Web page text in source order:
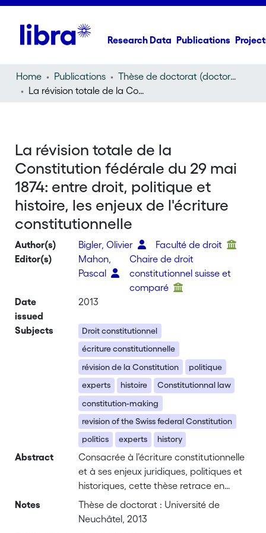
Research Data Publications
Home Publications
Thèse de doctorat (doctoral thesis)
La révision totale de la Constitution fédérale du 29 mai 1874: entre droit, politique et histoire, les enjeux de l'écriture constitutionnelle
La révision totale de la
Constitution fédérale du 29 mai
1874: entre droit, politique et
histoire, les enjeux de l'écriture
constitutionnelle
Author(s) Bigler, Olivier
Faculté de droit
Editor(s)
Mahon,
Pascal
Chaire de droit
constitutionnel suisse et
comparé
Date
issued
2013
Subjects
Droit constitutionnel
écriture constitutionnelle
révision de la Constitution
politique
experts
histoire
Constitutionnal law
constitution-making
revision of the Swiss federal Constitution
politics
experts history
Abstract
Consacrée à l’écriture constitutionnelle
et à ses enjeux juridiques, politiques et
historiques, cette thèse retrace en
particulier le long processus de la
révision totale de la Constitution du 29
Notes
Thèse de doctorat : Université de
Neuchâtel, 2013